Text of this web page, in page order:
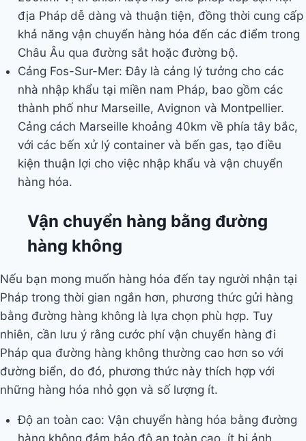
địa Pháp dễ dàng và thuận tiện, đồng thời cung cấp
khả năng vận chuyển hàng hóa đến các điểm trong
Châu Âu qua đường sắt hoặc đường bộ.
Cảng Fos-Sur-Mer: Đây là cảng lý tưởng cho các
nhà nhập khẩu tại miền nam Pháp, bao gồm các
thành phố như Marseille, Avignon và Montpellier.
Cảng cách Marseille khoảng 40km về phía tây bắc,
với các bến xử lý container và bến gas, tạo điều
kiện thuận lợi cho việc nhập khẩu và vận chuyển
hàng hóa.
Vận chuyển hàng bằng đường
hàng không
Nếu bạn mong muốn hàng hóa đến tay người nhận tại
Pháp trong thời gian ngắn hơn, phương thức gửi hàng
bằng đường hàng không là lựa chọn phù hợp. Tuy
nhiên, cần lưu ý rằng cước phí vận chuyển hàng đi
Pháp qua đường hàng không thường cao hơn so với
đường biển, do đó, phương thức này thích hợp với
những hàng hóa nhỏ gọn và số lượng ít.
Độ an toàn cao: Vận chuyển hàng hóa bằng đường
hàng không đảm bảo độ an toàn cao, ít bị ảnh